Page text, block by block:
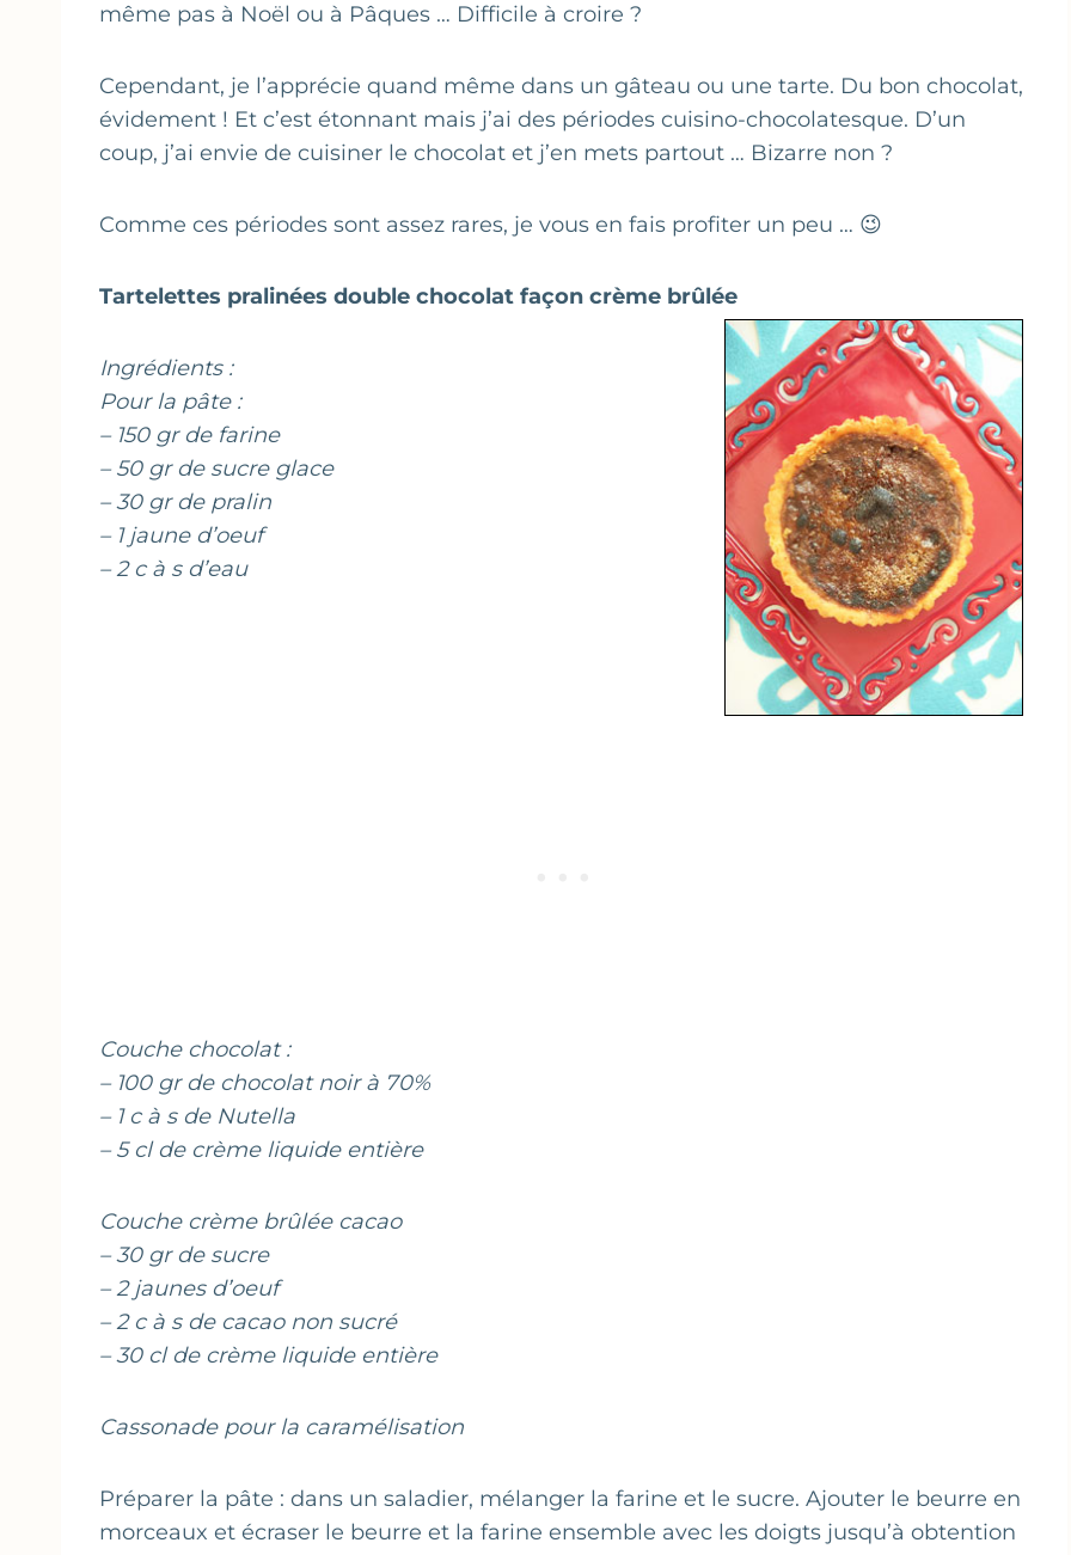
même pas à Noël ou à Pâques … Difficile à croire ?
Cependant, je l’apprécie quand même dans un gâteau ou une tarte. Du bon chocolat,
évidement ! Et c’est étonnant mais j’ai des périodes cuisino-chocolatesque. D’un
coup, j’ai envie de cuisiner le chocolat et j’en mets partout … Bizarre non ?
Comme ces périodes sont assez rares, je vous en fais profiter un peu … 😉
Tartelettes pralinées double chocolat façon crème brûlée
Ingrédients :
Pour la pâte :
– 150 gr de farine
– 50 gr de sucre glace
– 30 gr de pralin
– 1 jaune d’oeuf
– 2 c à s d’eau
Couche chocolat :
– 100 gr de chocolat noir à 70%
– 1 c à s de Nutella
– 5 cl de crème liquide entière
Couche crème brûlée cacao
– 30 gr de sucre
– 2 jaunes d’oeuf
– 2 c à s de cacao non sucré
– 30 cl de crème liquide entière
Cassonade pour la caramélisation
Préparer la pâte : dans un saladier, mélanger la farine et le sucre. Ajouter le beurre en
morceaux et écraser le beurre et la farine ensemble avec les doigts jusqu’à obtention